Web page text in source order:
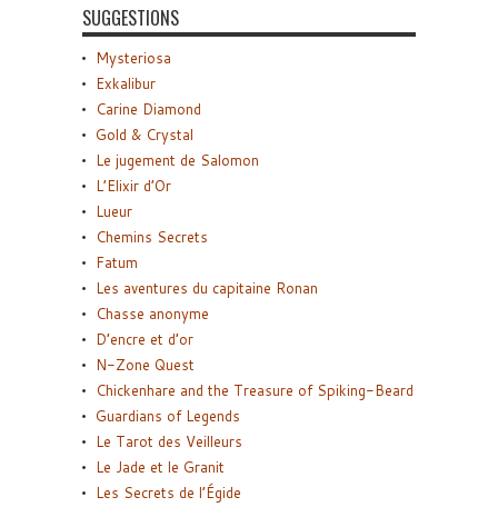
SUGGESTIONS
Mysteriosa
Exkalibur
Carine Diamond
Gold & Crystal
Le jugement de Salomon
L’Elixir d’Or
Lueur
Chemins Secrets
Fatum
Les aventures du capitaine Ronan
Chasse anonyme
D’encre et d’or
N-Zone Quest
Chickenhare and the Treasure of Spiking-Beard
Guardians of Legends
Le Tarot des Veilleurs
Le Jade et le Granit
Les Secrets de l’Égide